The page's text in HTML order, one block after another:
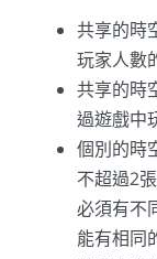
共享的時
玩家人數
共享的時
過遊戲中
個別的時
不超過2
必須有不
能有相同